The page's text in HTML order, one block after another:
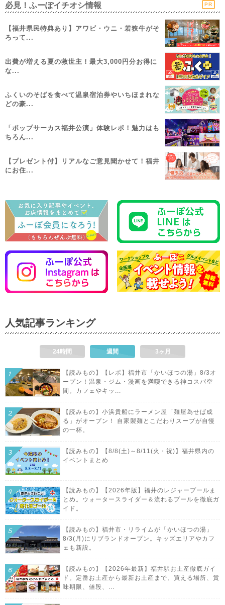
必見！ふーぽイチオシ情報 PR
【福井県民特典あり】アワビ・ウニ・若狭牛がそ
ろって...
出費が増える夏の救世主！最大3,000円分お得に
な...
ふくいのそばを食べて温泉宿泊券やいちほまれな
どの豪...
「ポップサーカス福井公演」体験レポ！魅力はも
ちろん...
【プレゼント付】リアルなご意見聞かせて！福井
にお住...
人気記事ランキング
24時間 週間 3ヶ月
【読みもの】【レポ】福井市「かいほつの湯」8/3オ
ープン！温泉・ジム・漫画を満喫できる神コスパ空
間。カフェやキッ...
【読みもの】小浜貴船にラーメン屋「麺屋為せば成
る」がオープン！ 自家製麺とこだわりスープが自慢
の一杯。
【読みもの】【8/8(土)～8/11(火・祝)】福井県内の
イベントまとめ
【読みもの】【2026年版】福井のレジャープールま
とめ。ウォータースライダー＆流れるプールを徹底ガ
イド。
【読みもの】福井市・リライムが「かいほつの湯」
8/3(月)にリブランドオープン。キッズエリアやカフ
ェも新設。
【読みもの】【2026年最新】福井駅お土産徹底ガイ
ド。定番お土産から最新お土産まで、買える場所、賞
味期限、値段、...